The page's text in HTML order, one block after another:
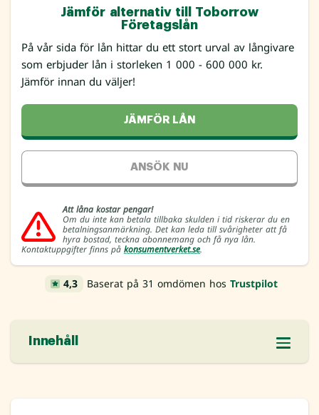
Jämför alternativ till Toborrow
Företagslån
På vår sida för lån hittar du ett stort urval av långivare
som erbjuder lån i storleken 1 000 - 600 000 kr.
Jämför innan du väljer!
JÄMFÖR LÅN
ANSÖK NU
Att låna kostar pengar!
Om du inte kan betala tillbaka skulden i tid riskerar du en
betalningsanmärkning. Det kan leda till svårigheter att få
hyra bostad, teckna abonnemang och få nya lån.
Kontaktuppgifter finns på konsumentverket.se.
4,3 Baserat på 31 omdömen hos Trustpilot
Innehåll